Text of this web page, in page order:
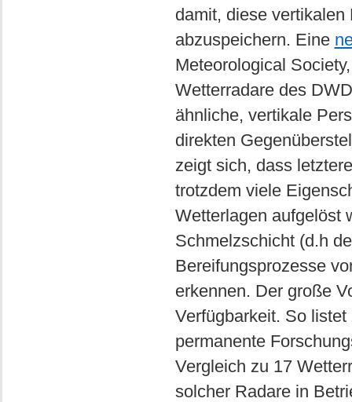
damit, diese
abzuspeichern. Eine
Meteorological
Wetterradare des
ähnliche, vertikale
direkten
zeigt sich, dass
trotzdem viele
Wetterlagen aufgelöst
Schmelzschicht (d.h
Bereifungsprozesse
erkennen. Der große
Verfügbarkeit. So
permanente
Vergleich zu 17
solcher Radare in